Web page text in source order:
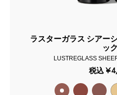
ラスターガラス シアー
ック
LUSTREGLASS
税込